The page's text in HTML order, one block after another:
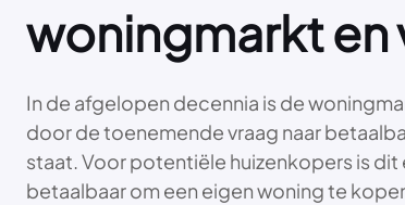
woningmarkt
In de afgelopen decennia is de
door de toenemende vraag naar
staat. Voor potentiële huizenkopers is dit
betaalbaar om een eigen woning te